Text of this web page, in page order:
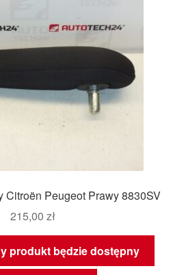
Citroën Peugeot Prawy 8830SV
215,00 zł
produkt będzie dostępny